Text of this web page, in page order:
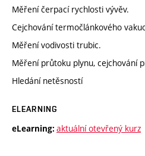
Měření čerpací rychlosti vývěv.
Cejchování termočlánkového
Měření vodivosti trubic.
Měření průtoku plynu, cejchování
Hledání netěsností
ELEARNING
eLearning: aktuální otevřený kurz